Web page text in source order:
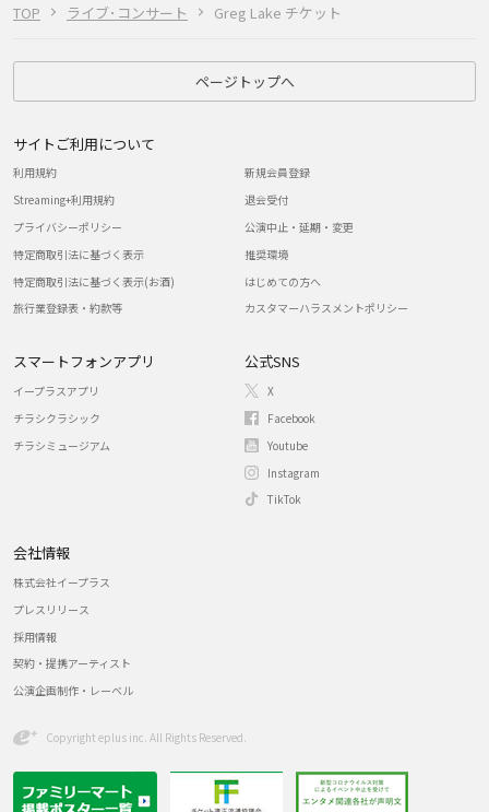
TOP ライブ･コンサート Greg Lake チケット
ページトップへ
サイトご利用について
利用規約
Streaming+利用規約
プライバシーポリシー
特定商取引法に基づく表示
特定商取引法に基づく表示(お酒)
旅行業登録表・約款等
新規会員登録
退会受付
公演中止・延期・変更
推奨環境
はじめての方へ
カスタマーハラスメントポリシー
スマートフォンアプリ
イープラスアプリ
チラシクラシック
チラシミュージアム
公式SNS
X
Facebook
Youtube
Instagram
TikTok
会社情報
株式会社イープラス
プレスリリース
採用情報
契約・提携アーティスト
公演企画制作・レーベル
Copyright eplus inc. All Rights Reserved.